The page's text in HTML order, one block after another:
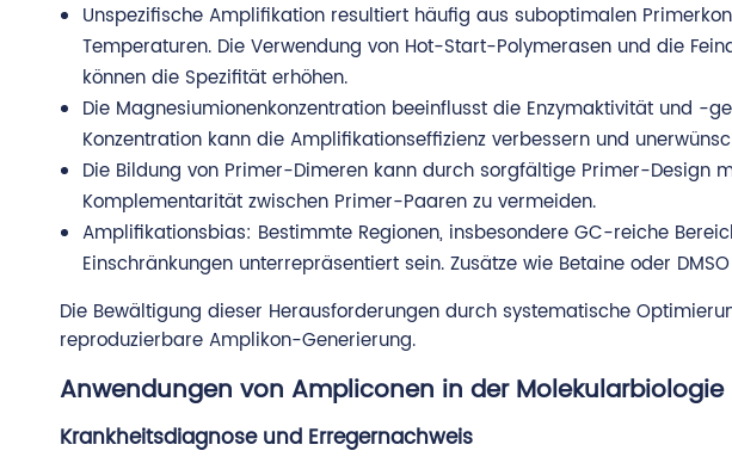
Unspezifische Amplifikation resultiert häufig aus suboptimalen
Temperaturen. Die Verwendung von Hot-Start-Polymerasen und die
können die Spezifität erhöhen.
Die Magnesiumionenkonzentration beeinflusst die Enzymaktivität und -
Konzentration kann die Amplifikationseffizienz verbessern und
Die Bildung von Primer-Dimeren kann durch sorgfältige Primer-Design
Komplementarität zwischen Primer-Paaren zu vermeiden.
Amplifikationsbias: Bestimmte Regionen, insbesondere GC-reiche
Einschränkungen unterrepräsentiert sein. Zusätze wie Betaine oder
Die Bewältigung dieser Herausforderungen durch systematische
reproduzierbare Amplikon-Generierung.
Anwendungen von Ampliconen in der Molekularbiologie
Krankheitsdiagnose und Erregernachweis